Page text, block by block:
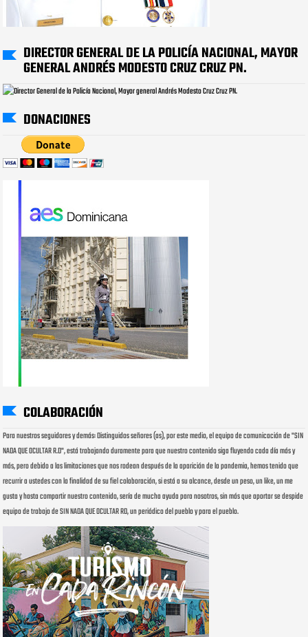
DIRECTOR GENERAL DE LA POLICÍA NACIONAL, MAYOR
GENERAL ANDRÉS MODESTO CRUZ CRUZ PN.
DONACIONES
COLABORACIÓN
Para nuestros seguidores y demás: Distinguidos señores (as), por este medio, el equipo de comunicación de "SIN
NADA QUE OCULTAR R.D", está trabajando duramente para que nuestro contenido siga fluyendo cada día más y
más, pero debido a las limitaciones que nos rodean después de la aparición de la pandemia, hemos tenido que
recurrir a ustedes con la finalidad de su fiel colaboración, si está a su alcance, desde un peso, un like, un me
gusta y hasta compartir nuestro contenido, sería de mucha ayuda para nosotros, sin más que aportar se despide
equipo de trabajo de SIN NADA QUE OCULTAR RD, un periódico del pueblo y para el pueblo.